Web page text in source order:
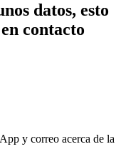
datos, esto
contacto
y correo acerca de la